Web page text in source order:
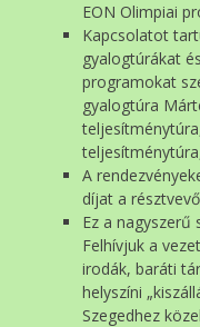
EON Olimpiai
Kapcsolatot
gyalogtúrákat
programokat
gyalogtúra
A
díjat a
Ez a nagyszerű
Felhívjuk a
irodák, baráti
helyszíni
Szegedhez